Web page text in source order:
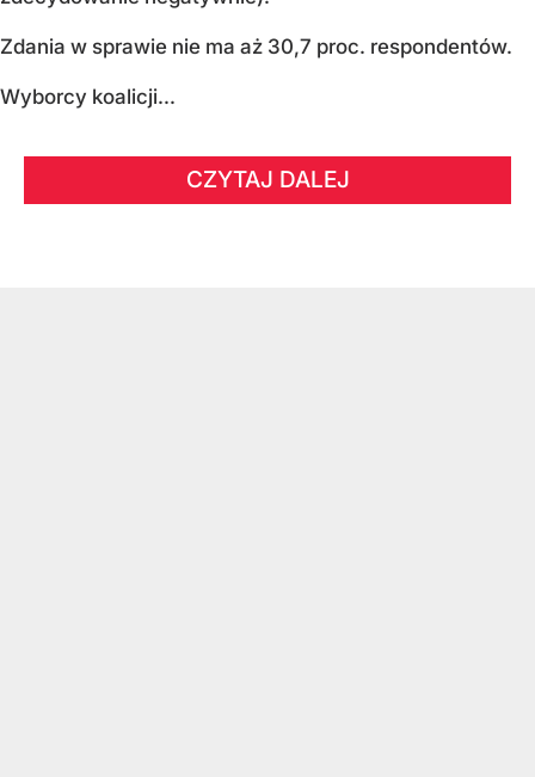
Zdania w sprawie nie ma aż 30,7 proc. respondentów.
Wyborcy koalicji...
CZYTAJ DALEJ